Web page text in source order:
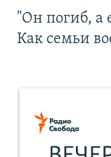
"Он погиб, а
Как семьи